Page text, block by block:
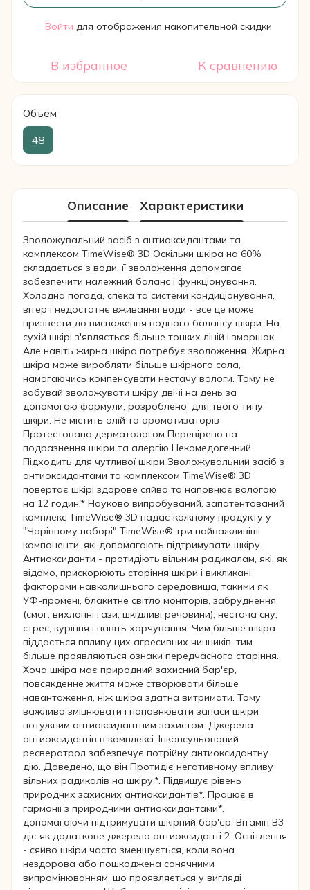
Войти для отображения накопительной скидки
В избранное К сравнению
Объем
48
Описание Характеристики
Зволожувальний засіб з антиоксидантами та
комплексом TimeWise® 3D Оскільки шкіра на 60%
складається з води, її зволоження допомагає
забезпечити належний баланс і функціонування.
Холодна погода, спека та системи кондиціонування,
вітер і недостатнє вживання води - все це може
призвести до виснаження водного балансу шкіри. На
сухій шкірі з'являється більше тонких ліній і зморшок.
Але навіть жирна шкіра потребує зволоження. Жирна
шкіра може виробляти більше шкірного сала,
намагаючись компенсувати нестачу вологи. Тому не
забувай зволожувати шкіру двічі на день за
допомогою формули, розробленої для твого типу
шкіри. Не містить олій та ароматизаторів
Протестовано дерматологом Перевірено на
подразнення шкіри та алергію Некомедогенний
Підходить для чутливої шкіри Зволожувальний засіб з
антиоксидантами та комплексом TimeWise® 3D
повертає шкірі здорове сяйво та наповнює вологою
на 12 годин.* Науково випробуваний, запатентований
комплекс TimeWise® 3D надає кожному продукту у
"Чарівному наборі" TimeWise® три найважливіші
компоненти, які допомагають підтримувати шкіру.
Антиоксиданти - протидіють вільним радикалам, які, як
відомо, прискорюють старіння шкіри і викликані
факторами навколишнього середовища, такими як
УФ-промені, блакитне світло моніторів, забруднення
(смог, вихлопні гази, шкідливі речовини), нестача сну,
стрес, куріння і навіть харчування. Чим більше шкіра
піддається впливу цих агресивних чинників, тим
більше проявляються ознаки передчасного старіння.
Хоча шкіра має природний захисний бар'єр,
повсякденне життя може створювати більше
навантаження, ніж шкіра здатна витримати. Тому
важливо зміцнювати і поповнювати запаси шкіри
потужним антиоксидантним захистом. Джерела
антиоксидантів в комплексі: Інкапсульований
ресвератрол забезпечує потрійну антиоксидантну
дію. Доведено, що він Протидіє негативному впливу
вільних радикалів на шкіру.*. Підвищує рівень
природних захисних антиоксидантів*. Працює в
гармонії з природними антиоксидантами*,
допомагаючи підтримувати шкірний бар'єр. Вітамін B3
діє як додаткове джерело антиоксиданті 2. Освітлення
- сяйво шкіри часто зменшується, коли вона
нездорова або пошкоджена сонячними
випромінюванням, що проявляється у вигляді